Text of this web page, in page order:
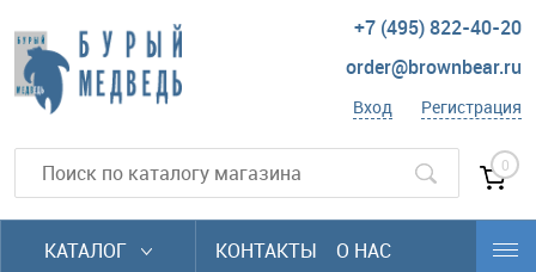
+7 (495) 822-40-20
order@brownbear.ru
Вход Регистрация
0
КАТАЛОГ КОНТАКТЫ О НАС